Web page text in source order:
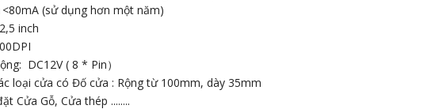
(sử dụng hơn một năm)
inch
DC12V ( 8 * Pin）
loại cửa có Đố cửa : Rộng từ 100mm, dày 35mm
Cửa Gỗ, Cửa thép ........